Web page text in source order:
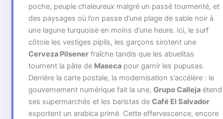
poche, peuple chaleureux malgré un passé tourmenté, et
des paysages où l’on passe d’une plage de sable noir à
une lagune turquoise en moins d’une heure. Ici, le surf
côtoie les vestiges pipils, les garçons sirotent une
Cerveza Pilsenerfraîche tandis que les abuelitas
tournent la pâte de Masecapour garnir les pupusas.
Derrière la carte postale, la modernisation s’accélère : le
gouvernement numérique fait la une, Grupo Callejaétend
ses supermarchés et les baristas de Café El Salvador
exportent un arabica primé. Cette effervescence, encore